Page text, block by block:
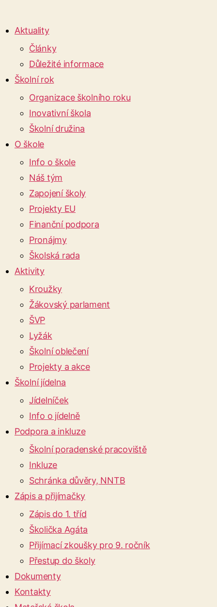
Aktuality
Články
Důležité informace
Školní rok
Organizace školního roku
Inovativní škola
Školní družina
O škole
Info o škole
Náš tým
Zapojení školy
Projekty EU
Finanční podpora
Pronájmy
Školská rada
Aktivity
Kroužky
Žákovský parlament
ŠVP
Lyžák
Školní oblečení
Projekty a akce
Školní jídelna
Jídelníček
Info o jídelně
Podpora a inkluze
Školní poradenské pracoviště
Inkluze
Schránka důvěry, NNTB
Zápis a přijímačky
Zápis do 1. tříd
Školička Agáta
Přijímací zkoušky pro 9. ročník
Přestup do školy
Dokumenty
Kontakty